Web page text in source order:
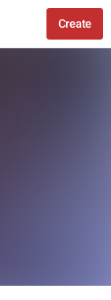
Create